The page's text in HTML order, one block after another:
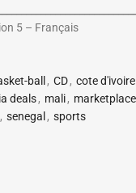
ball , CD, cote d'ivoire
deals, mali, marketplace
, senegal , sports
5 – Français